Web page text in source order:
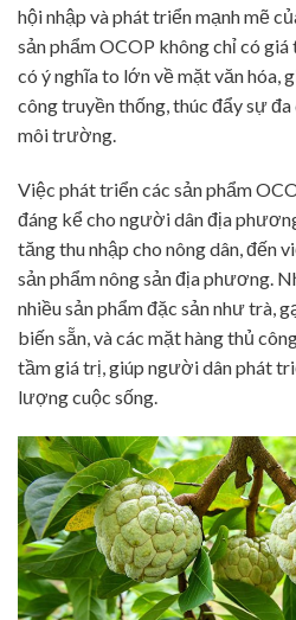
hội nhập và phát triển mạnh mẽ
sản phẩm OCOP không chỉ có
có ý nghĩa to lớn về mặt văn hóa,
công truyền thống, thúc đẩy sự
môi trường.
Việc phát triển các sản phẩm
đáng kể cho người dân địa
tăng thu nhập cho nông dân, đến
sản phẩm nông sản địa phương.
nhiều sản phẩm đặc sản như trà,
biến sẵn, và các mặt hàng thủ
tầm giá trị, giúp người dân phát
lượng cuộc sống.